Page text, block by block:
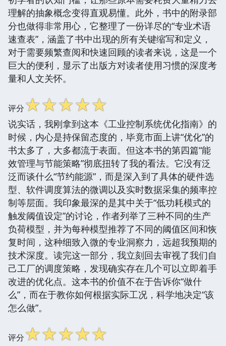
理解的抽象概念变得直观易懂。此外，书中的附录部
分也做得非常用心，它整理了一份详尽的“专业术语
速查表”，涵盖了书中出现的所有关键缩写和定义，
对于需要频繁查阅和快速回顾的读者来说，这是一个
巨大的便利，显示了出版方对读者使用习惯的深度考
量和人文关怀。
评分☆☆☆☆☆
说实话，我刚拿到这本《工业控制系统优化指南》的
时候，内心是持保留态度的，毕竟市面上讲“优化”的
书太多了，大多都流于表面。但这本书的第四篇“能
效管理与节能策略”彻底扭转了我的看法。它没有泛
泛而谈什么“节约能源”，而是深入到了具体的硬件选
型、软件调度算法的微调以及实时数据采集的频率控
制等层面。我印象最深的是其中关于“低功耗模式的
触发阈值设定”的讨论，作者列举了三种不同的生产
负荷模型，并为每种模型推荐了不同的阈值区间和恢
复时间，这种细致入微的专业洞察力，远超我预期的
技术深度。读完这一部分，我立刻回去审视了我们自
己工厂的调度策略，发现确实存在几个可以立即着手
改进的优化点。这本书的价值不在于告诉你“做什
么”，而在于教你如何根据实际工况，科学地决定“该
怎么做”。
评分☆☆☆☆☆